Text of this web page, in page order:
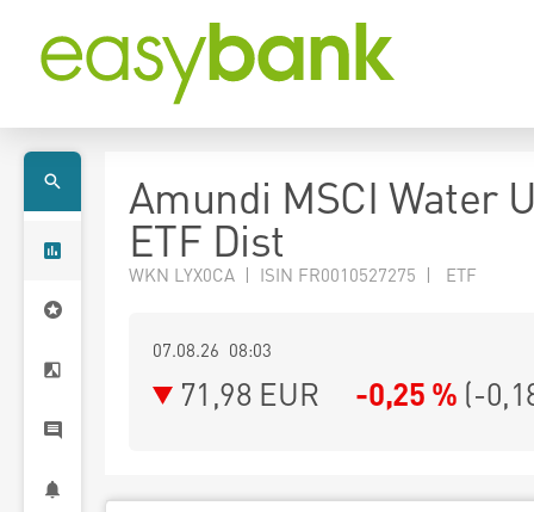
Amundi MSCI Water
ETF Dist
WKN LYX0CA | ISIN FR0010527275 | ETF
07.08.26 08:03
71,98 EUR -0,25 % (-